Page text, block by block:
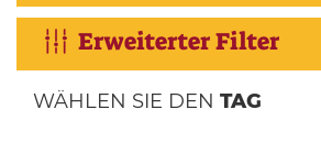
Erweiterter Filter
WÄHLEN SIE DEN TAG